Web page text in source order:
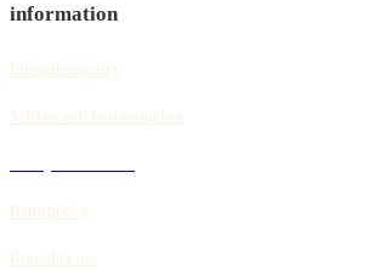
information
Integritetspolicy
Villkor och bestämmelser
Returpolicy
Kontakta oss